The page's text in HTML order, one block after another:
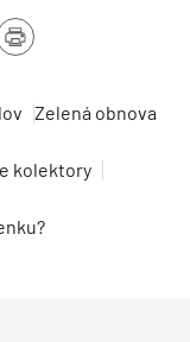
Zelená obnova
kolektory